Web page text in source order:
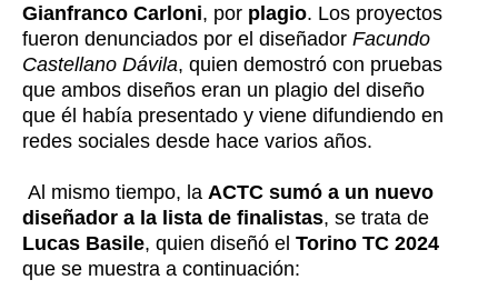
Gianfranco Carloni, por plagio. Los proyectos
fueron denunciados por el diseñador Facundo
Castellano Dávila, quien demostró con pruebas
que ambos diseños eran un plagio del diseño
que él había presentado y viene difundiendo en
redes sociales desde hace varios años.
Al mismo tiempo, la ACTC sumó a un nuevo
diseñador a la lista de finalistas, se trata de
Lucas Basile, quien diseñó el Torino TC 2024
que se muestra a continuación: